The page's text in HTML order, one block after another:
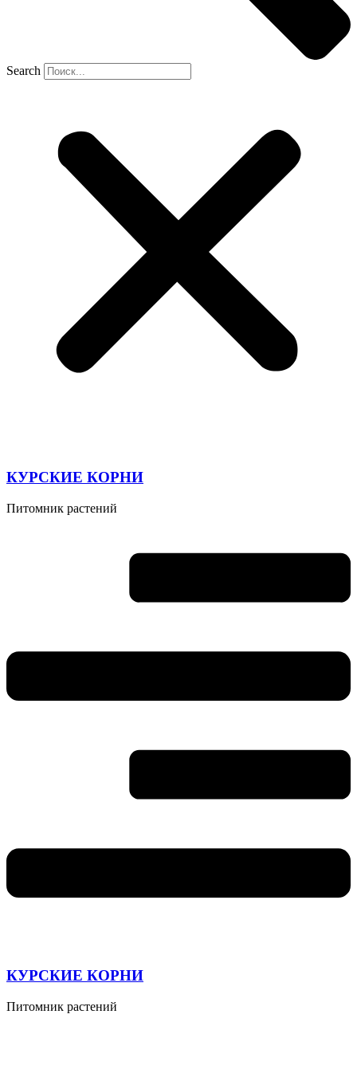
Search
КУРСКИЕ КОРНИ
Питомник растений
КУРСКИЕ КОРНИ
Питомник растений